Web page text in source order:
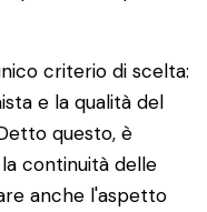
criterio di scelta:
e la qualità del
questo, è
continuità delle
anche l'aspetto